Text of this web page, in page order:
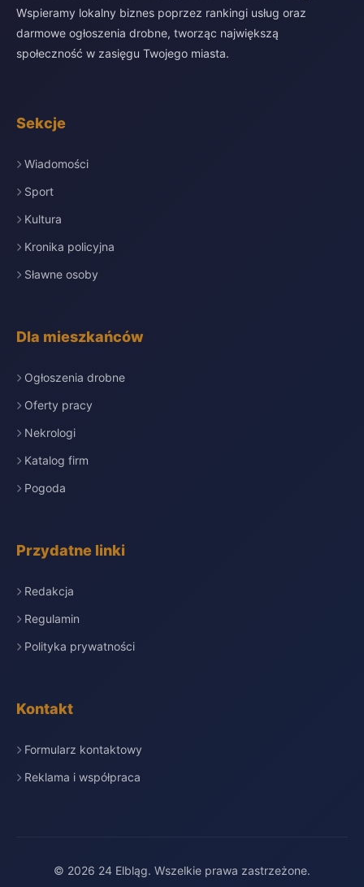
Wspieramy lokalny biznes poprzez rankingi usług oraz
darmowe ogłoszenia drobne, tworząc największą
społeczność w zasięgu Twojego miasta.
Sekcje
Wiadomości
Sport
Kultura
Kronika policyjna
Sławne osoby
Dla mieszkańców
Ogłoszenia drobne
Oferty pracy
Nekrologi
Katalog firm
Pogoda
Przydatne linki
Redakcja
Regulamin
Polityka prywatności
Kontakt
Formularz kontaktowy
Reklama i współpraca
© 2026 24 Elbląg. Wszelkie prawa zastrzeżone.